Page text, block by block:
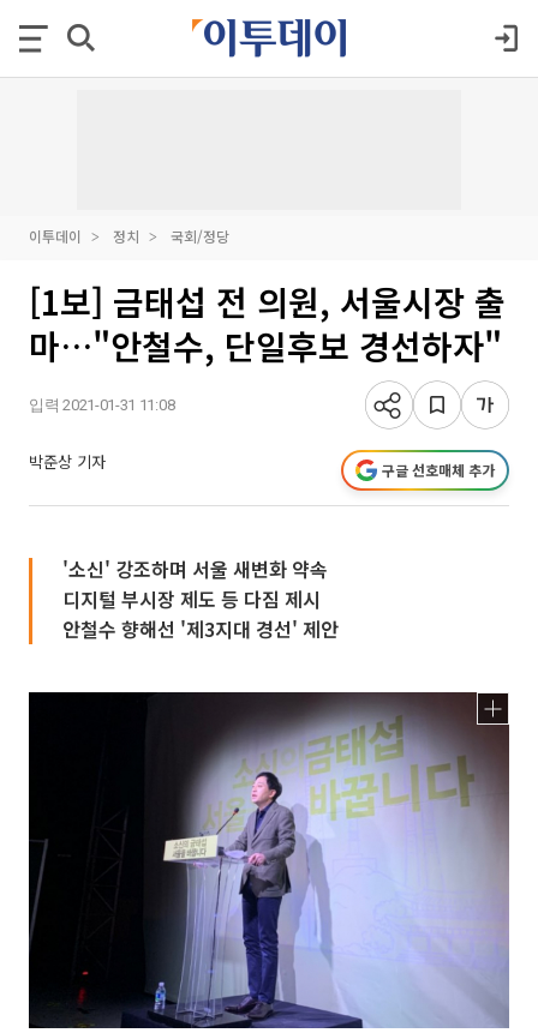
이투데이 정치 국회/정당
[1보] 금태섭 전 의원, 서울시장 출
마…"안철수, 단일후보 경선하자"
입력 2021-01-31 11:08
박준상 기자 구글 선호매체 추가
'소신' 강조하며 서울 새변화 약속
디지털 부시장 제도 등 다짐 제시
안철수 향해선 '제3지대 경선' 제안